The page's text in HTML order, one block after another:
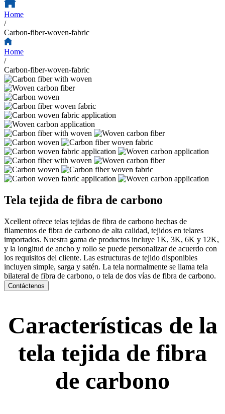
Home
/
Carbon-fiber-woven-fabric
Home
/
Carbon-fiber-woven-fabric
Tela tejida de fibra de carbono
Xcellent ofrece telas tejidas de fibra de carbono hechas de
filamentos de fibra de carbono de alta calidad, tejidos en telares
importados. Nuestra gama de productos incluye 1K, 3K, 6K y 12K,
y la longitud de ancho y rollo se puede personalizar de acuerdo con
los requisitos del cliente. Las estructuras de tejido disponibles
incluyen simple, sarga y satén. La tela normalmente se llama tela
bilateral de fibra de carbono, o tela de dos vías de fibra de carbono.
Contáctenos
Características de la
tela tejida de fibra
de carbono